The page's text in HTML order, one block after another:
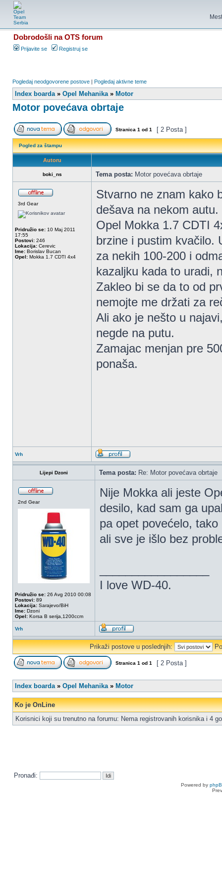
Dobrodošli na OTS forum
Prijavite se Registruj se
Pogledaj neodgovorene postove | Pogledaj aktivne teme
Index boarda» Opel Mehanika» Motor
Motor povećava obrtaje
Stranica 1 od 1 [ 2 Posta ]
Pogled za štampu
Autoru
boki_ns Tema posta: Motor povećava obrtaje
3rd Gear
Pridružio se: 10 Maj 2011
17:55
Postovi: 246
Lokacija: Cerevic
Ime: Borislav Bucan
Opel: Mokka 1.7 CDTI 4x4
Stvarno ne znam kako
dešava na nekom autu.
Opel Mokka 1.7 CDTI
brzine i pustim kvačilo.
za nekih 100-200 i
kazaljku kada to uradi,
Zakleo bi se da to od
nemojte me držati za
Ali ako je nešto u
negde na putu.
Zamajac menjan pre
ponaša.
Vrh
Lijepi Dzoni Tema posta: Re: Motor povećava obrtaje
2nd Gear
Pridružio se: 26 Avg 2010 00:08
Postovi: 89
Lokacija: Sarajevo/BiH
Ime: Dzoni
Opel: Korsa B serija,1200ccm
Nije Mokka ali jeste
desilo, kad sam ga
pa opet povećelo,
ali sve je išlo bez
I love WD-40.
Vrh
Prikaži postove u poslednjih:
Stranica 1 od 1 [ 2 Posta ]
Index boarda» Opel Mehanika» Motor
Ko je OnLine
Korisnici koji su trenutno na forumu: Nema registrovanih korisnika i 4
Pronađi:
Powered by